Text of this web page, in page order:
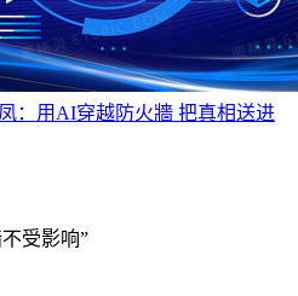
：用AI穿越防火牆 把真相送进
受影响”